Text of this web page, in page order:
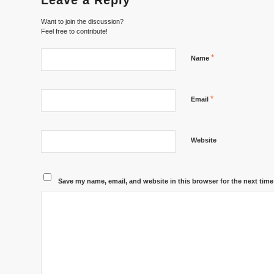
Want to join the discussion?
Feel free to contribute!
Name *
Email *
Website
Save my name, email, and website in this browser for the next